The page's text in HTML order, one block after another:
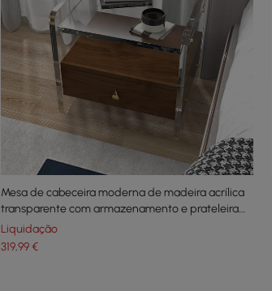
Mesa de cabeceira moderna de madeira acrílica
transparente com armazenamento e prateleira
para quarto
Liquidação
319,99€